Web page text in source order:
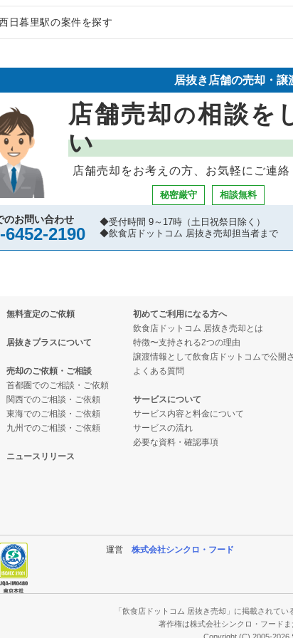
飲食店の居抜き売却物件の案件一覧
の飲食店の居抜き売却物件の案件一覧
の飲食店の居抜き売却物件の案件一覧
飲食店の居抜き売却物件の案件一覧
の飲食店の居抜き売却物件の案件一覧
の飲食店の居抜き売却物件の案件一覧
食店の居抜き売却物件の案件一覧
飲食店の居抜き売却物件の案件一覧
の飲食店の居抜き売却物件の案件一覧
の飲食店の居抜き売却物件の案件一覧
の飲食店の居抜き売却物件の案件一覧
の飲食店の居抜き売却物件の案件一覧
飲食店の居抜き売却物件の案件一覧
飲食店の居抜き売却物件の案件一覧
の飲食店の居抜き売却物件の案件一覧
のラーメンの居抜き売却物件の案件一覧
区のイタリア料理の居抜き売却物件の案件一覧
区の中華の居抜き売却物件の案件一覧
のそば・うどんの居抜き売却物件の案件一覧
区の寿司の居抜き売却物件の案件一覧
の焼肉の居抜き売却物件の案件一覧
の鉄板焼き・お好み焼の居抜き売却物件の案件一覧
のカフェの居抜き売却物件の案件一覧
区のテイクアウトの居抜き売却物件の案件一覧
区のお弁当・惣菜・デリの居抜き売却物件の案件一覧
区のカラオケ・パブ・スナックの居抜き売却物件の案件一覧
区のバーの居抜き売却物件の案件一覧
の和食の居抜き売却物件の案件一覧
の洋食の居抜き売却物件の案件一覧
区のその他の居抜き売却物件の案件一覧
日暮里駅の案件を探す
里駅の寿司の居抜き売却物件の案件一覧
里駅のアジア料理の居抜き売却物件の案件一覧
駅のカフェの居抜き売却物件の案件一覧
里駅のバーの居抜き売却物件の案件一覧
駅の居酒屋・ダイニングバーの居抜き売却物件の案件一覧
居抜き店舗の売却・譲
店舗売却の相談を
い
店舗売却をお考えの方、お気軽にご連絡
秘密厳守 相談無料
のお問い合わせ
6452-2190
◆受付時間 9～17時（土日祝祭日除く）
◆飲食店ドットコム 居抜き売却担当者まで
無料査定のご依頼
居抜きプラスについて
売却のご依頼・ご相談
首都圏でのご相談・ご依頼
関西でのご相談・ご依頼
東海でのご相談・ご依頼
九州でのご相談・ご依頼
ニュースリリース
初めてご利用になる方へ
飲食店ドットコム 居抜き売却とは
特徴〜支持される2つの理由
譲渡情報として飲食店ドットコムで公開
よくある質問
サービスについて
サービス内容と料金について
サービスの流れ
必要な資料・確認事項
運営 株式会社シンクロ・フード
「飲食店ドットコム 居抜き売却」に掲載されて
著作権は株式会社シンクロ・フード